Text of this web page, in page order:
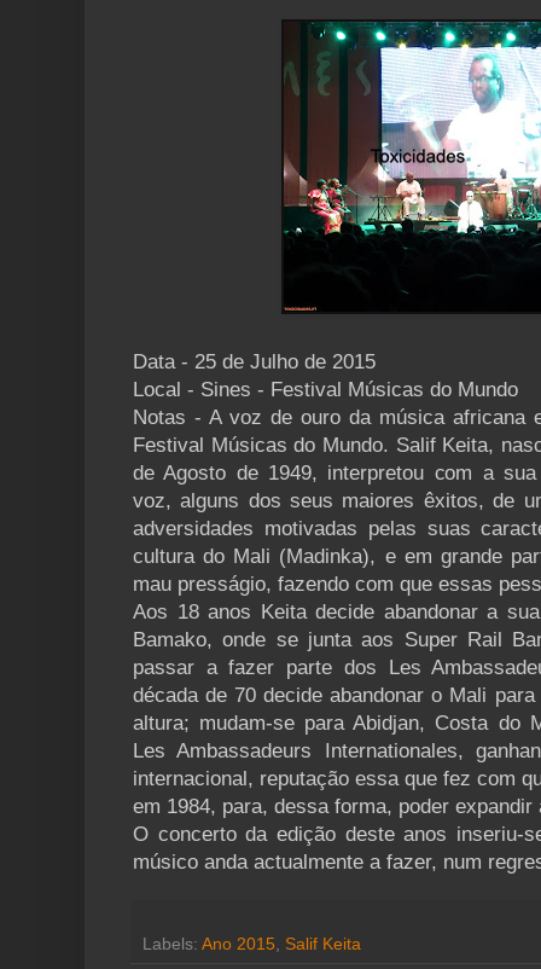
Data - 25 de Julho de 2015
Local - Sines - Festival Músicas do Mundo
Notas - A voz de ouro da música africana
Festival Músicas do Mundo. Salif Keita,
de Agosto de 1949, interpretou com a
voz, alguns dos seus maiores êxitos, de
adversidades motivadas pelas suas
cultura do Mali (Madinka), e em grande
mau presságio, fazendo com que essas
Aos 18 anos Keita decide abandonar a
Bamako, onde se junta aos Super Rail
passar a fazer parte dos Les
década de 70 decide abandonar o Mali
altura; mudam-se para Abidjan, Costa do
Les Ambassadeurs Internationales,
internacional, reputação essa que fez com
em 1984, para, dessa forma, poder expandir
O concerto da edição deste anos inseriu-
músico anda actualmente a fazer, num
Labels: Ano 2015 Salif Keita